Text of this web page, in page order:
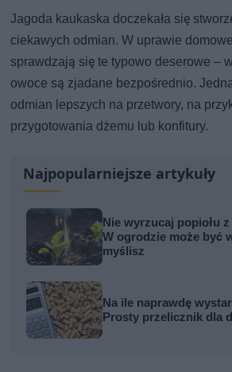
Jagoda kaukaska doczekała się
ciekawych odmian. W uprawie
sprawdzają się te typowo deserowe –
owoce są zjadane bezpośrednio.
odmian lepszych na przetwory, na
przygotowania dżemu lub konfitury.
Najpopularniejsze artykuły
Nie wyrzucaj popiołu
W ogrodzie może być
myślisz
Na ile naprawdę
Prosty przelicznik dla